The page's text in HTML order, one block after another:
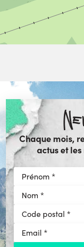
Chaque mois,
actus et